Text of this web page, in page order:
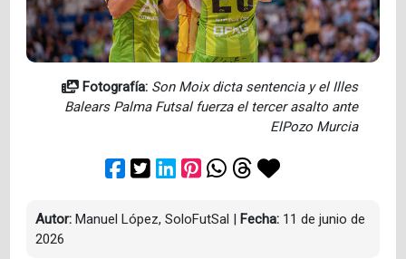
Fotografía: Son Moix dicta sentencia y el Illes
Balears Palma Futsal fuerza el tercer asalto ante
ElPozo Murcia
Autor: Manuel López, SoloFutSal | Fecha: 11 de junio de
2026